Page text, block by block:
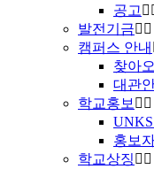
공고
발전기금
캠퍼스 안내
찾아
대관
학교홍보
홍보
학교상징